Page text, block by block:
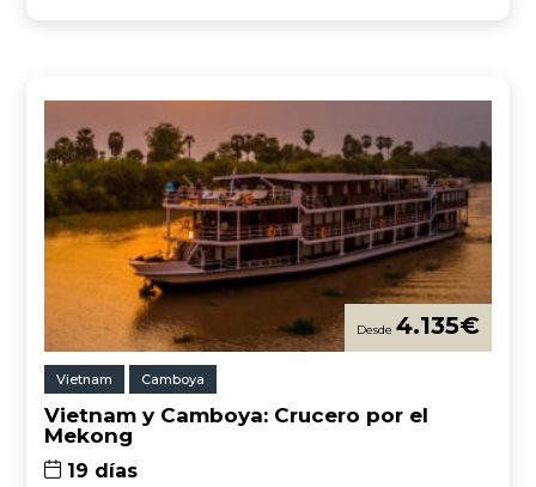
4.135€
Vietnam Camboya
Vietnam y Camboya: Crucero por el
Mekong
19 días